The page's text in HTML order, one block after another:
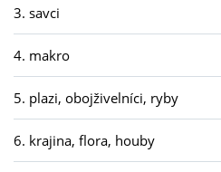
3. savci
4. makro
5. plazi, obojživelníci, ryby
6. krajina, flora, houby